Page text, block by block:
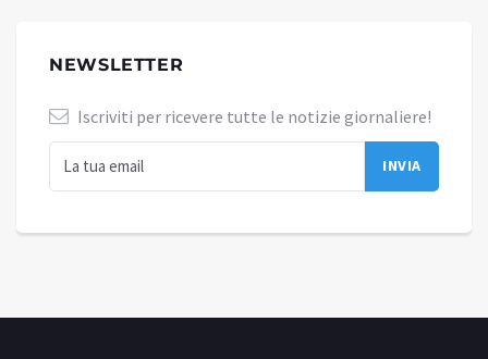
NEWSLETTER
Iscriviti per ricevere tutte le notizie giornaliere!